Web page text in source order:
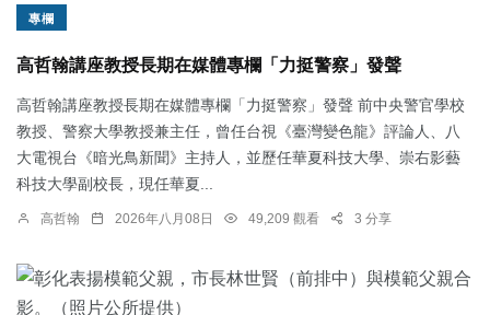
專欄
高哲翰講座教授長期在媒體專欄「力挺警察」發聲
高哲翰講座教授長期在媒體專欄「力挺警察」發聲 前中央警官學校
教授、警察大學教授兼主任，曾任台視《臺灣變色龍》評論人、八
大電視台《暗光鳥新聞》主持人，並歷任華夏科技大學、崇右影藝
科技大學副校長，現任華夏...
高哲翰 2026年八月08日 49,209 觀看 3 分享